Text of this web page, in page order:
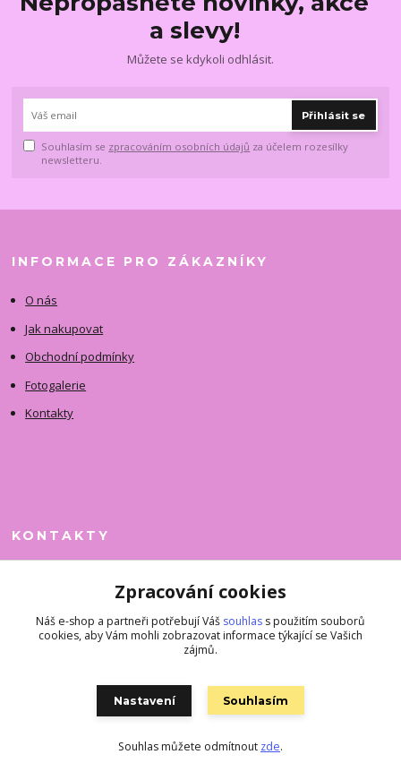
a slevy!
Můžete se kdykoli odhlásit.
Přihlásit se
Souhlasím se zpracováním osobních údajů za účelem rozesílky
newsletteru.
INFORMACE PRO ZÁKAZNÍKY
O nás
Jak nakupovat
Obchodní podmínky
Fotogalerie
Kontakty
KONTAKTY
+420 731 390 323
superkousky@jetovmode.cz
Vytvořeno na Eshop-rychle.cz
Zpracování cookies
Náš e-shop a partneři potřebují Váš souhlas s použitím souborů
cookies, aby Vám mohli zobrazovat informace týkající se Vašich
zájmů.
Nastavení Souhlasím
Souhlas můžete odmítnout zde.